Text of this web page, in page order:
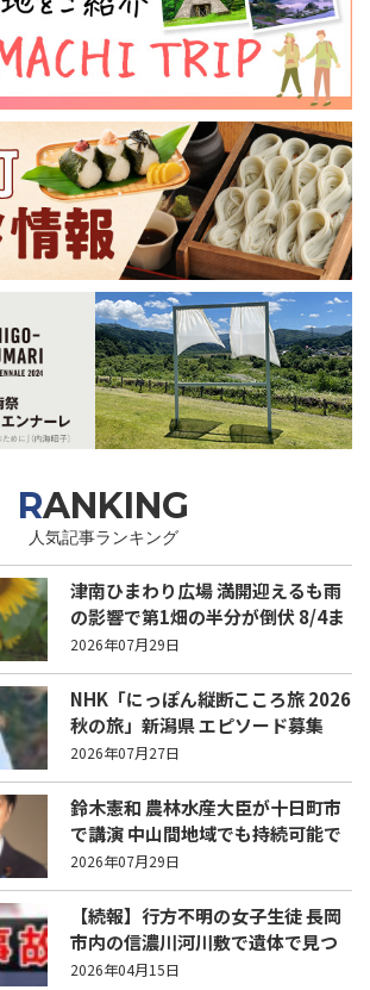
RANKING
人気記事ランキング
津南ひまわり広場 満開迎えるも雨
の影響で第1畑の半分が倒伏 8/4ま
で駐車場を無料開放
2026年07月29日
NHK「にっぽん縦断こころ旅 2026
秋の旅」新潟県 エピソード募集
中！
2026年07月27日
鈴木憲和 農林水産大臣が十日町市
で講演 中山間地域でも持続可能で
稼げる農業とは？
2026年07月29日
【続報】行方不明の女子生徒 長岡
市内の信濃川河川敷で遺体で見つ
かる
2026年04月15日